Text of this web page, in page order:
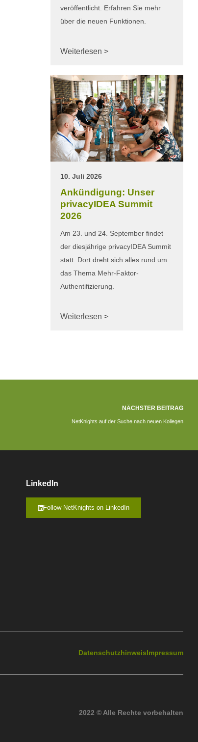
veröffentlicht. Erfahren Sie mehr
über die neuen Funktionen.
Weiterlesen >
10. Juli 2026
Ankündigung: Unser
privacyIDEA Summit
2026
Am 23. und 24. September findet
der diesjährige privacyIDEA Summit
statt. Dort dreht sich alles rund um
das Thema Mehr-Faktor-
Authentifizierung.
Weiterlesen >
NÄCHSTER BEITRAG
NetKnights auf der Suche nach neuen Kollegen
LinkedIn
Follow NetKnights on LinkedIn
DatenschutzhinweisImpressum
2022 © Alle Rechte vorbehalten